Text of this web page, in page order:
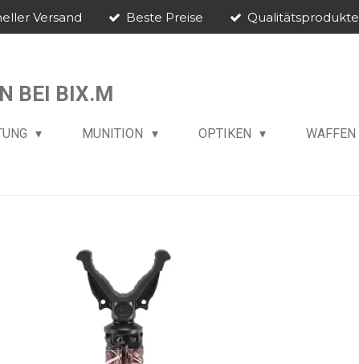
Versand Beste Preise Qualitätsprodukte
BEI BIX.M
MUNITION OPTIKEN WAFFEN